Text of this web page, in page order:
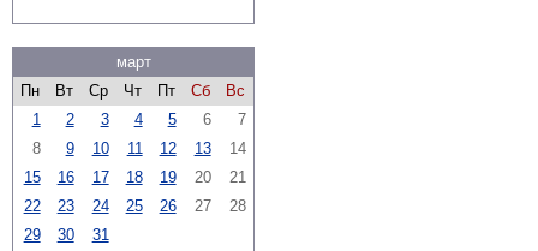
март
Пн
Вт Ср Чт Пт Сб
Вс
1
2 3 4 5 6
7
8
9 10 11 12 13
14
15
16 17 18 19 20
21
22
23 24 25 26 27
28
29
30 31